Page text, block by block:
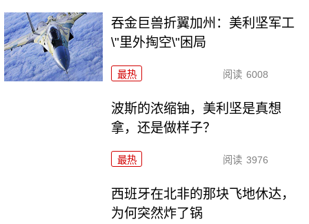
吞金巨兽折翼加州：美利坚军工
\"里外掏空\"困局
最热 阅读 6008
波斯的浓缩铀，美利坚是真想
拿，还是做样子？
最热 阅读 3976
西班牙在北非的那块飞地休达，
为何突然炸了锅